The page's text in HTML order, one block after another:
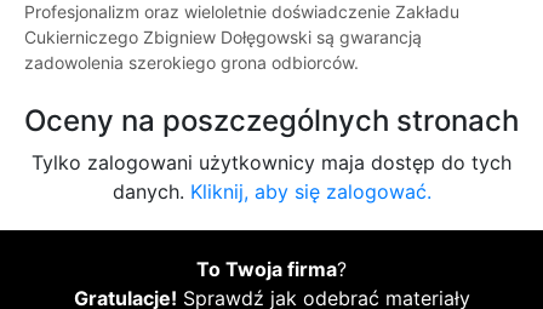
Profesjonalizm oraz wieloletnie doświadczenie Zakładu
Cukierniczego Zbigniew Dołęgowski są gwarancją
zadowolenia szerokiego grona odbiorców.
Oceny na poszczególnych stronach
Tylko zalogowani użytkownicy maja dostęp do tych
danych. Kliknij, aby się zalogować.
To Twoja firma?
Gratulacje! Sprawdź jak odebrać materiały